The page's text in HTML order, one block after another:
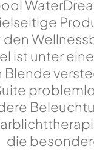
ist unter
die